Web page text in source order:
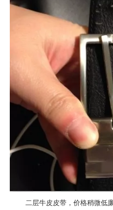
二层牛皮皮带，价格稍微低廉